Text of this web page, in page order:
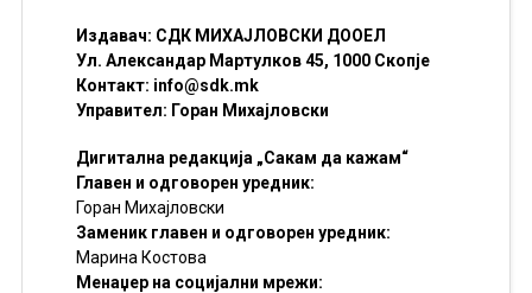
Издавач: СДК МИХАЈЛОВСКИ ДООЕЛ
Ул. Александар Мартулков 45, 1000 Скопје
Контакт: info@sdk.mk
Управител: Горан Михајловски
Дигитална редакција „Сакам да кажам“
Главен и одговорен уредник:
Горан Михајловски
Заменик главен и одговорен уредник:
Марина Костова
Менаџер на социјални мрежи: